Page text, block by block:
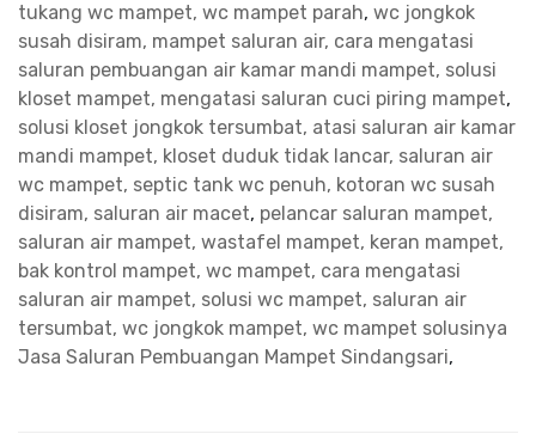
tukang wc mampet, wc mampet parah, wc jongkok
susah disiram, mampet saluran air, cara mengatasi
saluran pembuangan air kamar mandi mampet, solusi
kloset mampet, mengatasi saluran cuci piring mampet,
solusi kloset jongkok tersumbat, atasi saluran air kamar
mandi mampet, kloset duduk tidak lancar, saluran air
wc mampet, septic tank wc penuh, kotoran wc susah
disiram, saluran air macet, pelancar saluran mampet,
saluran air mampet, wastafel mampet, keran mampet,
bak kontrol mampet, wc mampet, cara mengatasi
saluran air mampet, solusi wc mampet, saluran air
tersumbat, wc jongkok mampet, wc mampet solusinya
Jasa Saluran Pembuangan Mampet Sindangsari,